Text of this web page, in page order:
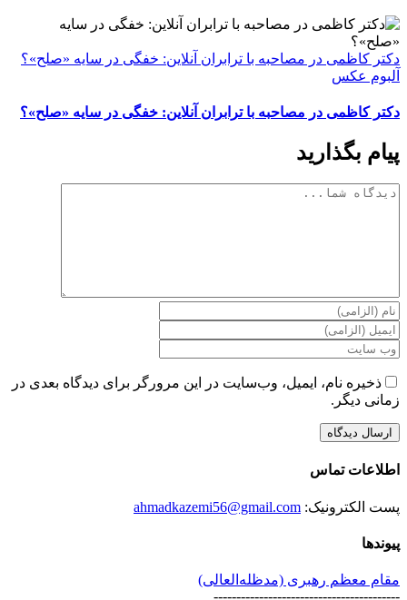
دکتر کاظمی در مصاحبه با ترابران آنلاین: خفگی در سایه «صلح»؟
آلبوم عکس
دکتر کاظمی در مصاحبه با ترابران آنلاین: خفگی در سایه «صلح»؟
پیام بگذارید
دیدگاه
ذخیره نام، ایمیل، وب‌سایت در این مرورگر برای دیدگاه بعدی در
زمانی دیگر.
اطلاعات تماس
پست الکترونیک: ahmadkazemi56@gmail.com
پیوندها
مقام معظم رهبری (مد‌ظله‌العالی)
-----------------------------------------